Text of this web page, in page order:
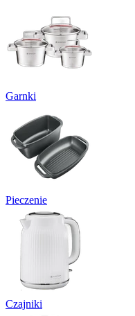
Garnki
Pieczenie
Czajniki